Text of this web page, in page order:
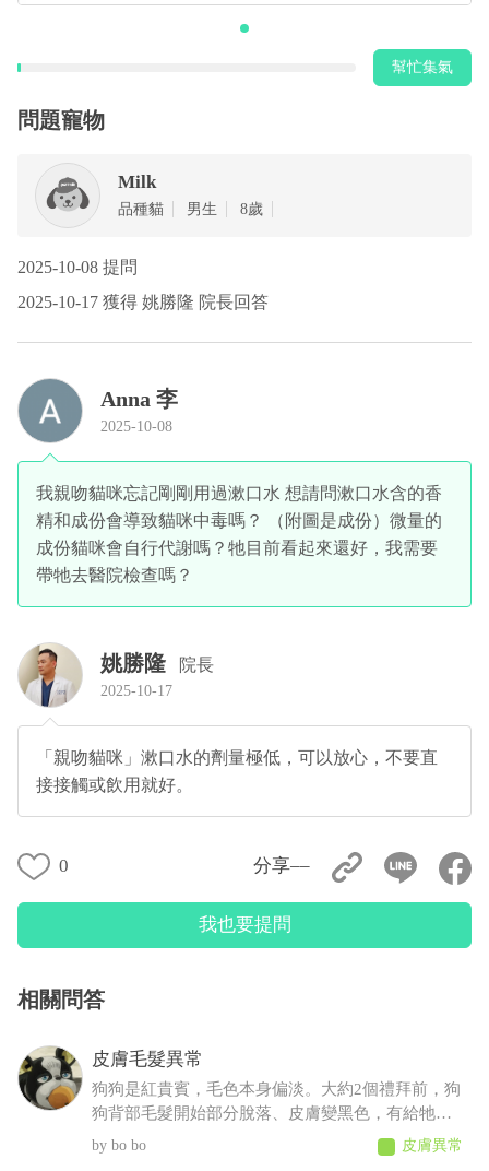
幫忙集氣
問題寵物
Milk
品種貓 男生 8歲
2025-10-08 提問
2025-10-17 獲得 姚勝隆 院長回答
Anna 李
2025-10-08
我親吻貓咪忘記剛剛用過漱口水 想請問漱口水含的香
精和成份會導致貓咪中毒嗎？ （附圖是成份）微量的
成份貓咪會自行代謝嗎？牠目前看起來還好，我需要
帶牠去醫院檢查嗎？
姚勝隆 院長
2025-10-17
「親吻貓咪」漱口水的劑量極低，可以放心，不要直
接接觸或飲用就好。
0 分享––
我也要提問
相關問答
皮膚毛髮異常
狗狗是紅貴賓，毛色本身偏淡。大約2個禮拜前，狗
狗背部毛髮開始部分脫落、皮膚變黑色，有給牠擦
人類的藥物(不知道會不會怎樣......)，也有帶去看獸
醫，但獸醫說這是正常老化不會怎樣，可是牠才5
bo bo 皮膚異常